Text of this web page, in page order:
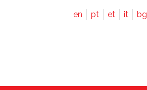
en pt et it bg